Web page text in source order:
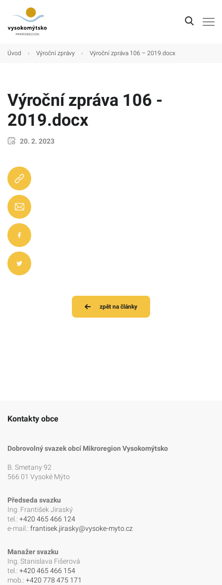
Úvod › Výroční zprávy › Výroční zpráva 106 – 2019.docx
Výroční zpráva 106 -
2019.docx
20. 2. 2023
zpět na články
Kontakty obce
Dobrovolný svazek obcí Mikroregion Vysokomýtsko
B. Smetany 92
566 01 Vysoké Mýto
Předseda svazku
Ing. František Jiraský
tel.: +420 465 466 124
e-mail.: frantisek.jirasky@vysoke-myto.cz
Manažer svazku
Ing. Stanislava Fišerová
tel.: +420 465 466 154
mob.: +420 778 475 171
Úvod
Obce
Turistické cíle